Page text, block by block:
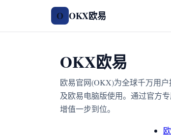
O OKX欧易
OKX欧易
欧易官网(OKX)为全球千万用
及欧易电脑版使用。通过官方
增值一步到位。